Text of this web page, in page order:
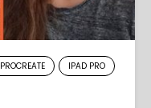
PROCREATE
IPAD PRO